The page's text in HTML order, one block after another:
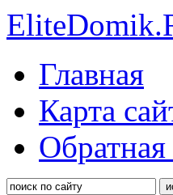
Главная
Карта
Обратная